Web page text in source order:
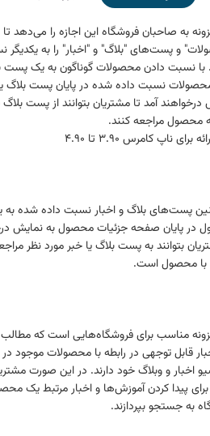
به صاحبان فروشگاه این اجازه را می‌دهد تا
و پست‌های "بلاگ" و "اخبار" را به یکدیگر
با نسبت دادن محصولات گوناگون به یک پست
نسبت داده شده در پایان پست بلاگ
آمد تا مشتریان بتوانند از پست بلاگ
مراجعه کنند.
برای ناپ کامرس 3.90 تا 4.90
پست‌های بلاگ و اخبار نسبت داده شده به
در پایان صفحه جزئیات محصول به نمایش
بتوانند به پست بلاگ یا خبر مورد نظر
با محصول است.
مناسب برای فروشگاه‌هایی است که
قابل توجهی در رابطه با محصولات موجود
اخبار و وبلاگ خود دارند. در این صورت
برای پیدا کردن آموزش‌ها و اخبار مرتبط یک
به جستجو بپردازند.